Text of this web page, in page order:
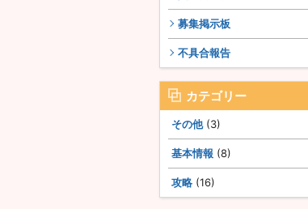
募集掲示板
不具合報告
カテゴリー
その他(3)
基本情報 (8)
攻略 (16)